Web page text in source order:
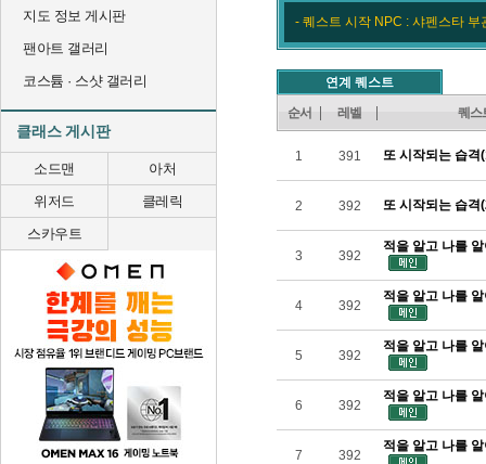
지도 정보 게시판
팬아트 갤러리
코스튬 · 스샷 갤러리
클래스 게시판
소드맨
아처
위저드
클레릭
스카우트
- 퀘스트 시작 NPC : 샤펜스타
연계 퀘스트
순서
레벨 퀘스
1 391 또 시작되는 습격
2 392 또 시작되는 습격
3 392
적을 알고 나를
4 392
적을 알고 나를
5 392
적을 알고 나를
6 392
적을 알고 나를
7 392
적을 알고 나를